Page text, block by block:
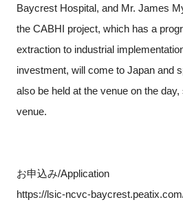
Baycrest Hospital, and Mr. James
the CABHI project, which has a
extraction to industrial
investment, will come to Japan and
also be held at the venue on the
venue.
お申込み/Application
https://lsic-ncvc-